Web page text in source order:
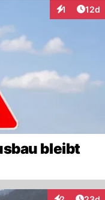
1 12d
bleibt